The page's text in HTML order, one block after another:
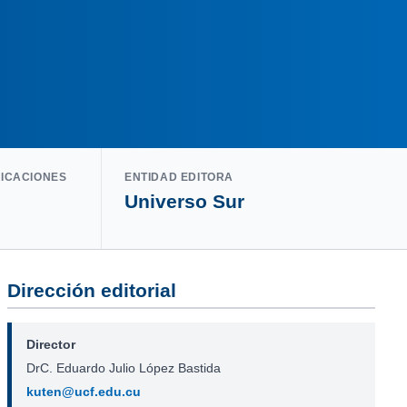
ENTIDAD EDITORA
Universo Sur
Dirección editorial
Director
DrC. Eduardo Julio López Bastida
kuten@ucf.edu.cu